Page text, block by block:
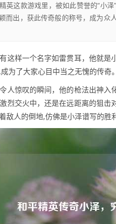
英这款游戏里，被如此赞誉的“小
而出，获此传奇般的称号，成为
这样一个名字如雷贯耳，他就
为了大家心目中当之无愧的传奇。
人惊叹的瞬间，他的枪法出神
烈交火中，还是在远距离的狙击
敌人的倒地,仿佛是小泽谱写的胜